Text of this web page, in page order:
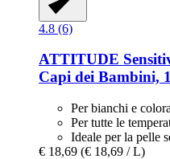
4.8 (6)
ATTITUDE
Capi dei Bambini,
Per bianchi e
Per tutte le
Ideale per la pelle
€ 18,69 (€ 18,69 / L)